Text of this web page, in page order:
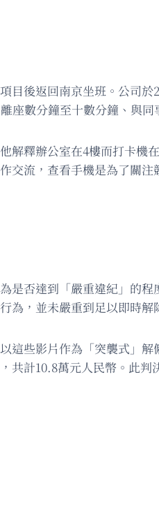
後返回南京坐班。公司
座數分鐘至十數分鐘、與
解釋辦公室在4樓而打卡
交流，查看手機是為了關
是否達到「嚴重違紀」的
為，並未嚴重到足以即時解
這些影片作為「突襲式」
計10.8萬元人民幣。此